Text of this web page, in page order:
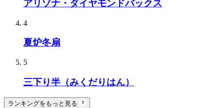
アリゾナ・ダイヤモンドバックス
4
夏炉冬扇
5
三下り半（みくだりはん）
ランキングをもっと見る